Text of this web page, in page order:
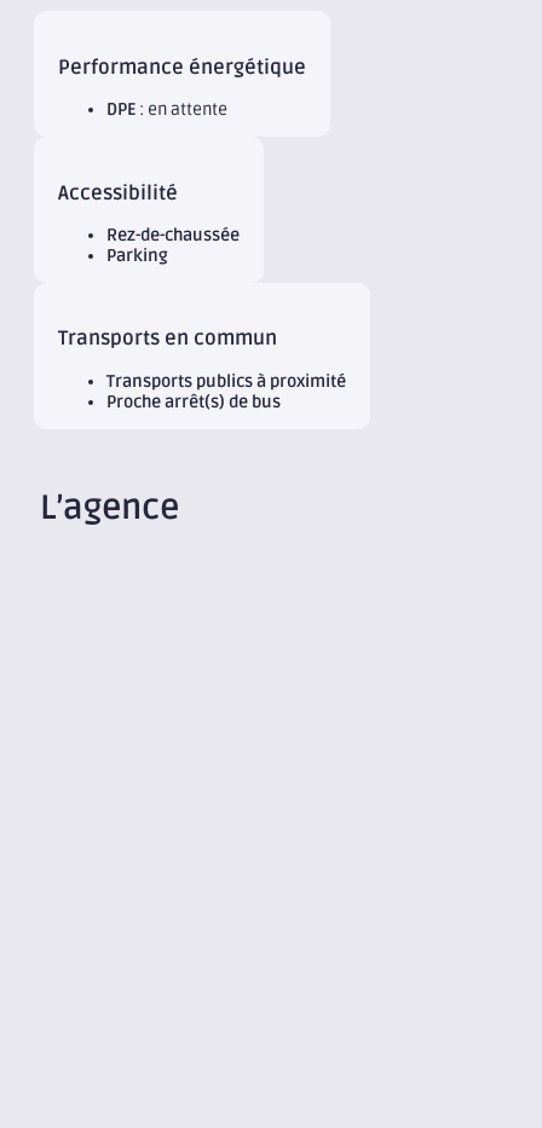
Performance énergétique
DPE : en attente
Accessibilité
Rez-de-chaussée
Parking
Transports en commun
Transports publics à proximité
Proche arrêt(s) de bus
L’agence